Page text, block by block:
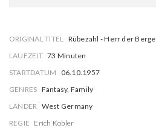
ORIGINAL TITEL Rübezahl - Herr der Berge
LAUFZEIT 73 Minuten
STARTDATUM
06.10.1957
GENRES Fantasy, Family
LÄNDER West Germany
REGIE Erich Kobler